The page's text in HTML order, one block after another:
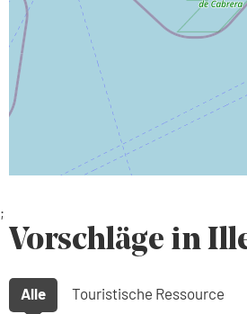
;
Vorschläge in
Alle Touristische Ressource